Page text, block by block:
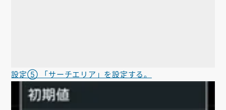
設定⑤ 「サーチエリア」を設定する。